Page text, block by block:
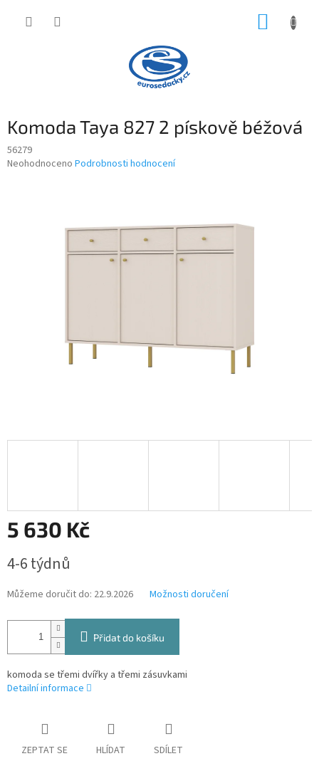
Komoda Taya 827 2 pískově béžová
56279
Průměrné
Neohodnoceno Podrobnosti hodnocení
5 630 Kč
cena:
4-6 týdnů
Můžeme doručit do: 22.9.2026 Možnosti doručení
Přidat do košíku
komoda se třemi dvířky a třemi zásuvkami
Detailní informace
ZEPTAT SE HLÍDAT SDÍLET